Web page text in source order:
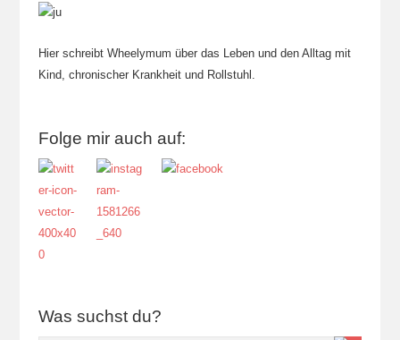
Hier schreibt Wheelymum über das Leben und den Alltag mit
Kind, chronischer Krankheit und Rollstuhl.
Folge mir auch auf:
Was suchst du?